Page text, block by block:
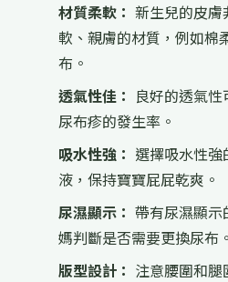
材質柔軟： 新生兒的皮膚
軟、親膚的材質，例如棉
布。
透氣性佳： 良好的透氣
尿布疹的發生率。
吸水性強： 選擇吸水性
液，保持寶寶屁屁乾爽。
尿濕顯示： 帶有尿濕顯示
媽判斷是否需要更換尿布。
版型設計： 注意腰圍和